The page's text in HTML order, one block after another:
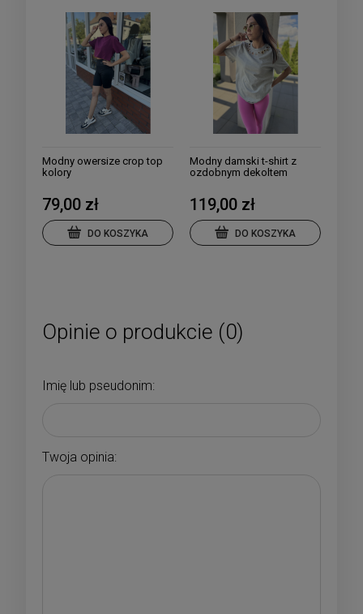
Modny owersize crop top
kolory
79,00 zł
DO KOSZYKA
Modny damski t-shirt z
ozdobnym dekoltem
119,00 zł
DO KOSZYKA
Opinie o produkcie (0)
Imię lub pseudonim:
Twoja opinia: